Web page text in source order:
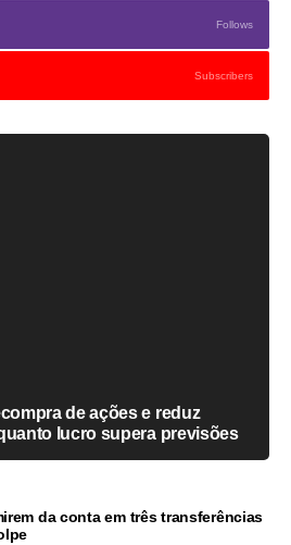
Follows
Subscribers
de ações e reduz
lucro supera previsões
da conta em três transferências